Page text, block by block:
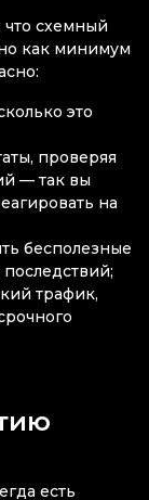
схемный
как минимум
это
проверяя
— так вы
на
бесполезные
трафик,
есть